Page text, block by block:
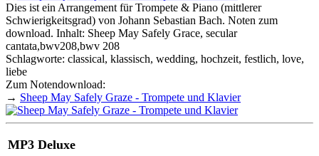
Dies ist ein Arrangement für Trompete & Piano (mittlerer
Schwierigkeitsgrad) von Johann Sebastian Bach. Noten zum
download. Inhalt: Sheep May Safely Grace, secular
cantata,bwv208,bwv 208
Schlagworte: classical, klassisch, wedding, hochzeit, festlich, love,
liebe
Zum Notendownload:
→ Sheep May Safely Graze - Trompete und Klavier
MP3 Deluxe